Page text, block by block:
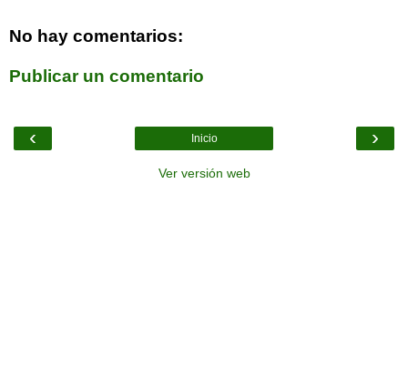
No hay comentarios:
Publicar un comentario
‹ ›
Inicio
Ver versión web